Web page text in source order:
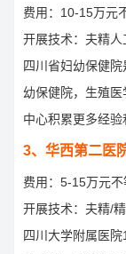
费用：10-15万元
开展技术：夫精
四川省妇幼保健
幼保健院，生殖
中心积累更多经验
3、华西第二医
费用：5-15万元
开展技术：夫精/
四川大学附属医